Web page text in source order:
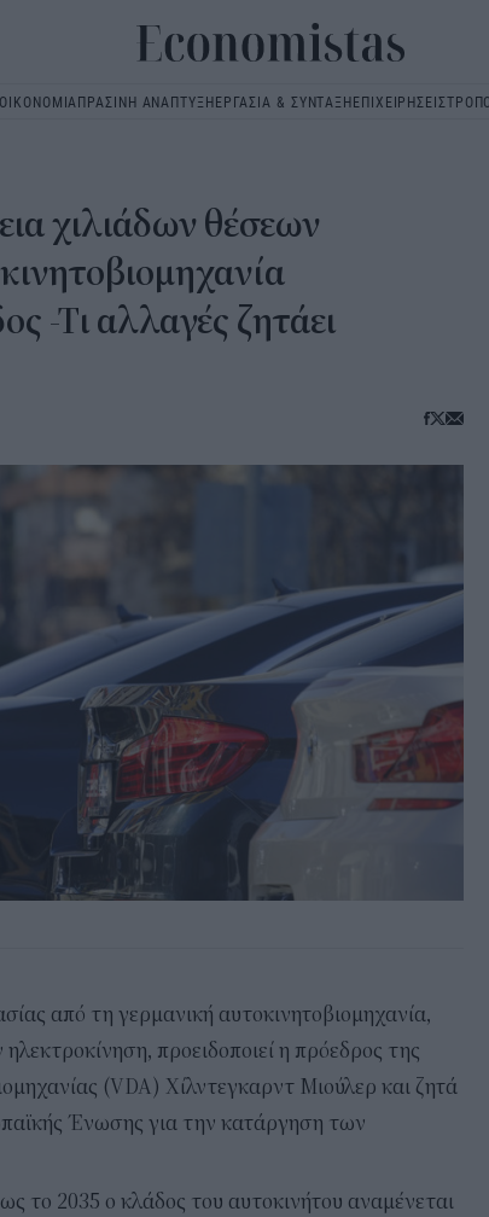
ΟΙΚΟΝΟΜΙΑΠΡΑΣΙΝΗ ΑΝΑΠΤΥΞΗΕΡΓΑΣΙΑ & ΣΥΝΤΑΞΗΕΠΙΧΕΙΡΗΣΕΙΣ
χιλιάδων θέσεων
-Τι αλλαγές ζητάει
από τη γερμανική αυτοκινητοβιομηχανία,
προειδοποιεί η πρόεδρος της
(VDA) Χίλντεγκαρντ Μιούλερ και ζητά
Ένωσης για την κατάργηση των
το 2035 ο κλάδος του αυτοκινήτου αναμένεται